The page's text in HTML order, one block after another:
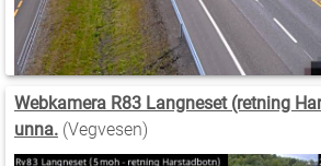
Webkamera R83 Langneset (retning
unna. (Vegvesen)